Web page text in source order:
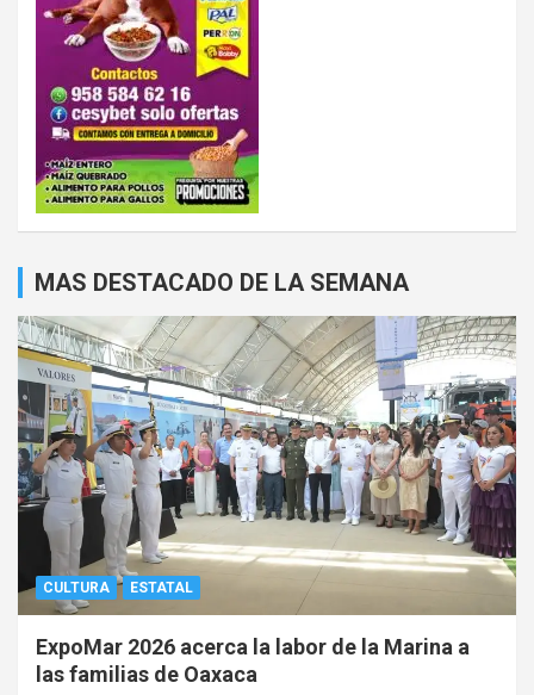
MAS DESTACADO DE LA SEMANA
CULTURA ESTATAL
ExpoMar 2026 acerca la labor de la Marina a
las familias de Oaxaca